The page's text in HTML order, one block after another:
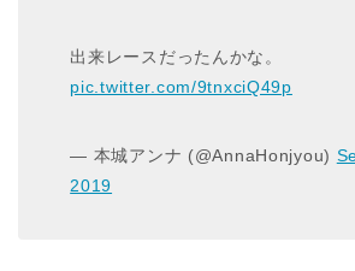
出来レースだったんかな。
pic.twitter.com/9tnxciQ49p
— 本城アンナ (@AnnaHonjyou)
2019